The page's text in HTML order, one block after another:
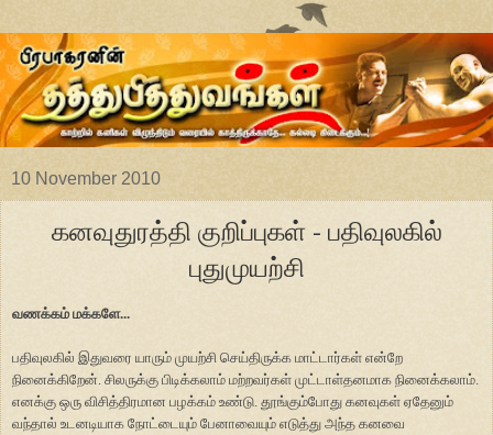
10 November 2010
கனவுதுரத்தி குறிப்புகள் - பதிவுலகில்
புதுமுயற்சி
வணக்கம் மக்களே...
பதிவுலகில் இதுவரை யாரும் முயற்சி செய்திருக்க மாட்டார்கள் என்றே
நினைக்கிறேன். சிலருக்கு பிடிக்கலாம் மற்றவர்கள் முட்டாள்தனமாக நினைக்கலாம்.
எனக்கு ஒரு விசித்திரமான பழக்கம் உண்டு. தூங்கும்போது கனவுகள் ஏதேனும்
வந்தால் உடனடியாக நோட்டையும் பேனாவையும் எடுத்து அந்த கனவை